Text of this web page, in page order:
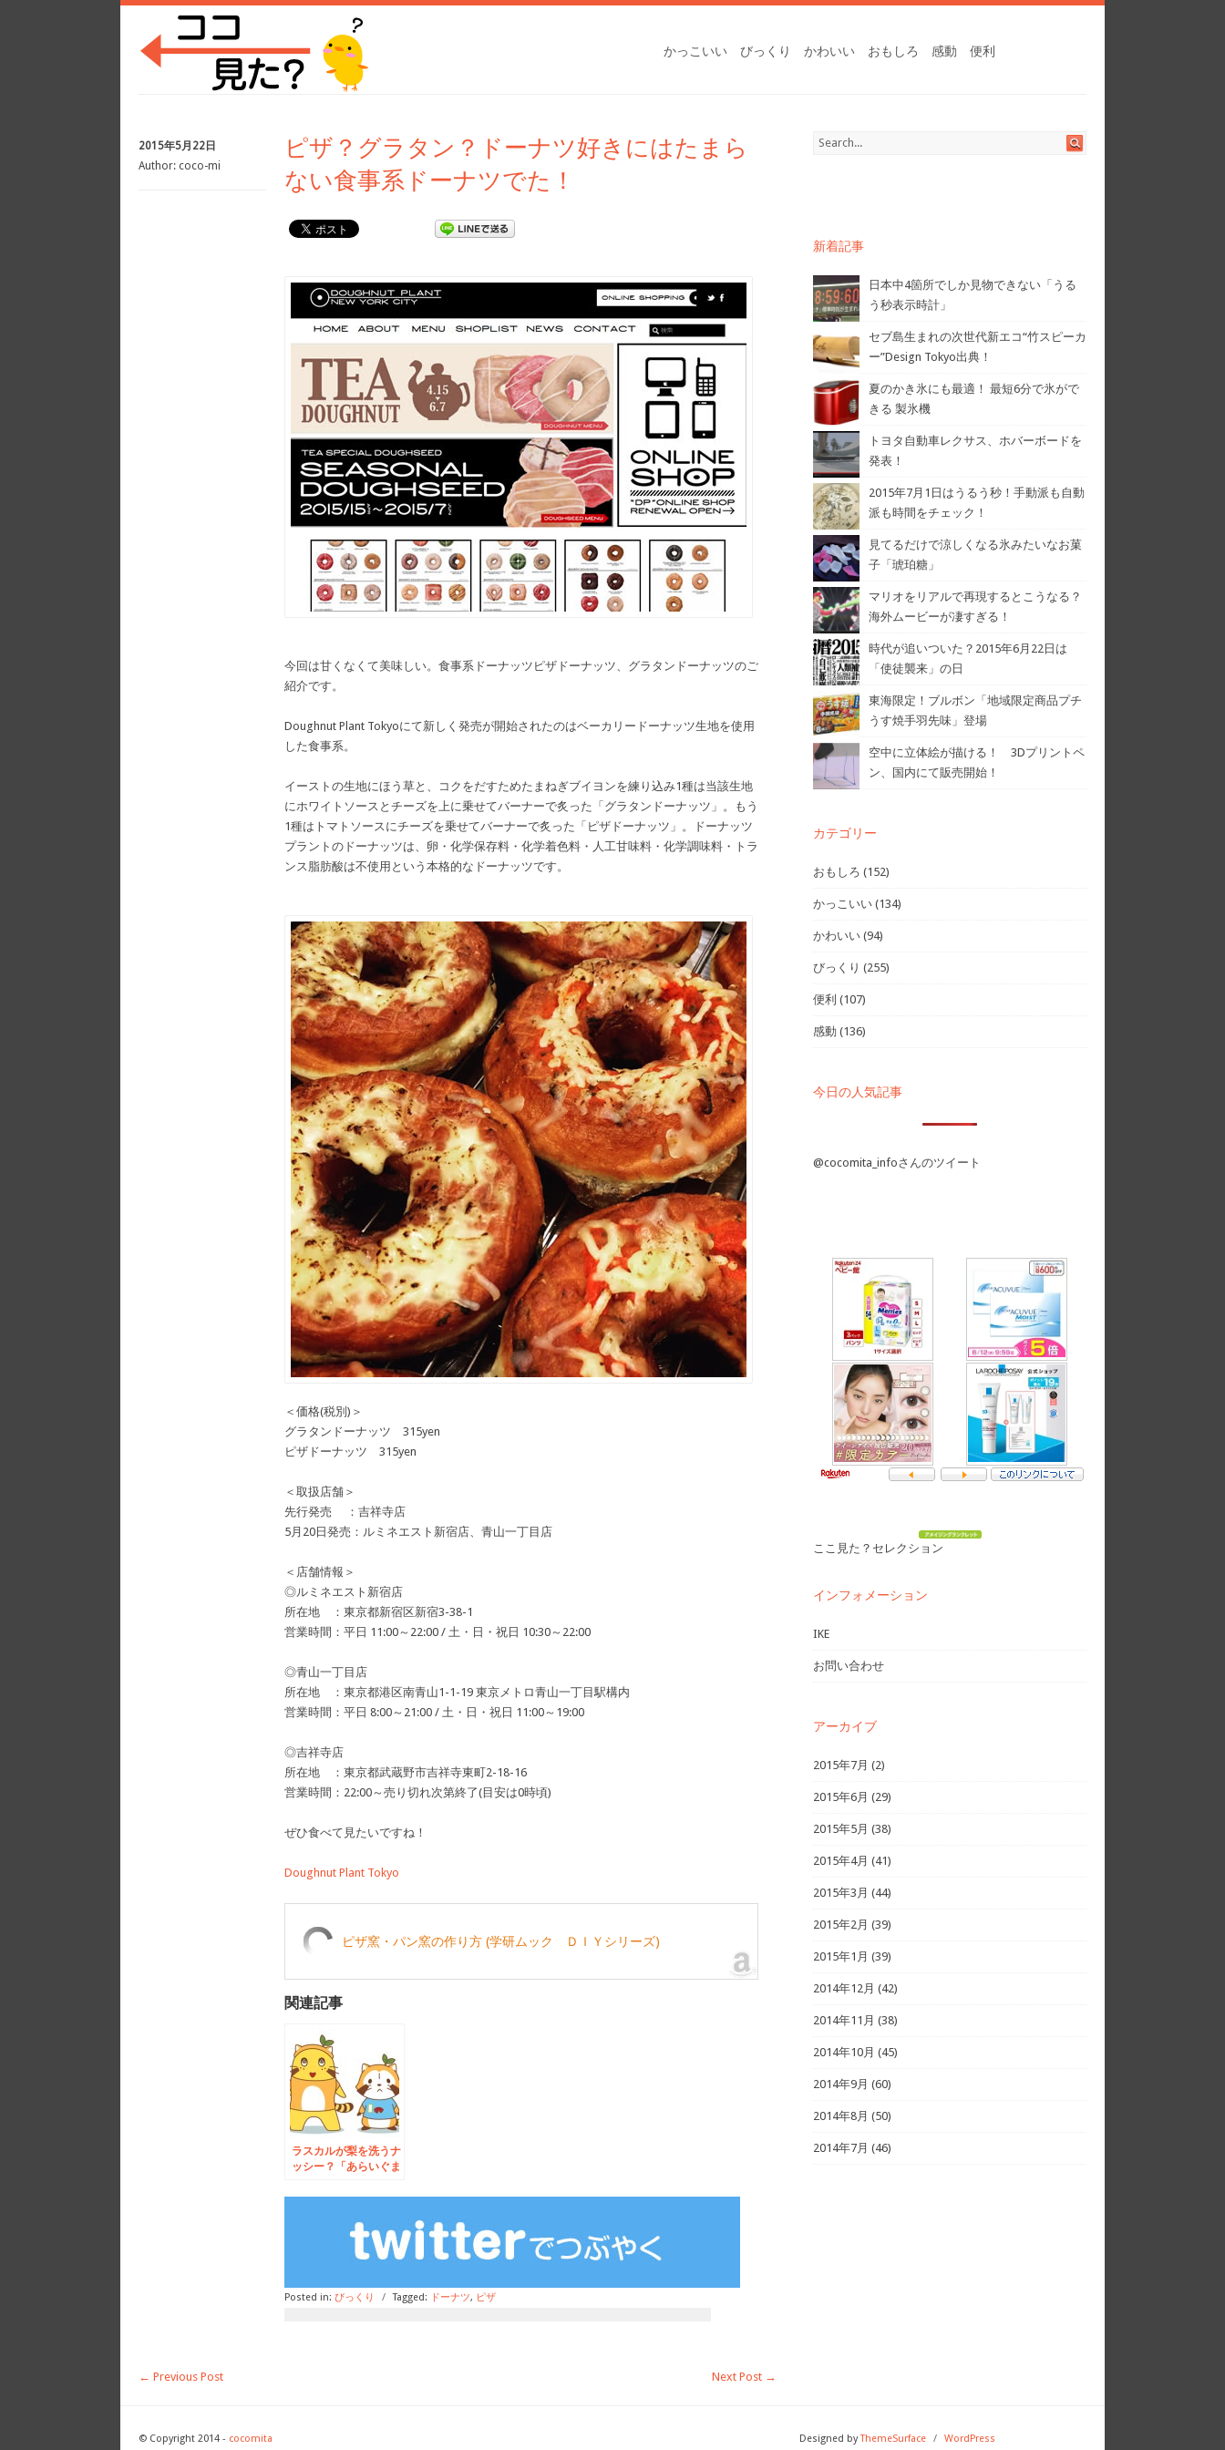
かっこいい びっくり かわいい おもしろ 感動 便利
2015年5月22日
Author: coco-mi
ピザ？グラタン？ドーナツ好きにはたまら
ない食事系ドーナツでた！
今回は甘くなくて美味しい。食事系ドーナッツピザドーナッツ、グラタンドーナッツのご
紹介です。
Doughnut Plant Tokyoにて新しく発売が開始されたのはベーカリードーナッツ生地を使用
した食事系。
イーストの生地にほう草と、コクをだすためたまねぎブイヨンを練り込み1種は当該生地
にホワイトソースとチーズを上に乗せてバーナーで炙った「グラタンドーナッツ」。もう
1種はトマトソースにチーズを乗せてバーナーで炙った「ピザドーナッツ」。ドーナッツ
プラントのドーナッツは、卵・化学保存料・化学着色料・人工甘味料・化学調味料・トラ
ンス脂肪酸は不使用という本格的なドーナッツです。
＜価格(税別)＞
グラタンドーナッツ 315yen
ピザドーナッツ 315yen
＜取扱店舗＞
先行発売 ：吉祥寺店
5月20日発売：ルミネエスト新宿店、青山一丁目店
＜店舗情報＞
◎ルミネエスト新宿店
所在地 ：東京都新宿区新宿3-38-1
営業時間：平日 11:00～22:00 / 土・日・祝日 10:30～22:00
◎青山一丁目店
所在地 ：東京都港区南青山1-1-19 東京メトロ青山一丁目駅構内
営業時間：平日 8:00～21:00 / 土・日・祝日 11:00～19:00
◎吉祥寺店
所在地 ：東京都武蔵野市吉祥寺東町2-18-16
営業時間：22:00～売り切れ次第終了(目安は0時頃)
ぜひ食べて見たいですね！
Doughnut Plant Tokyo
ピザ窯・パン窯の作り方 (学研ムック ＤＩＹシリーズ)
関連記事
ラスカルが梨を洗うナ
ッシー？「あらいぐま
しー」コラボ決定
Posted in: びっくり / Tagged: ドーナツ, ピザ
← Previous Post Next Post →
新着記事
日本中4箇所でしか見物できない「うる
う秒表示時計」
セブ島生まれの次世代新エコ“竹スピーカ
ー”Design Tokyo出典！
夏のかき氷にも最適！ 最短6分で氷がで
きる 製氷機
トヨタ自動車レクサス、ホバーボードを
発表！
2015年7月1日はうるう秒！手動派も自動
派も時間をチェック！
見てるだけで涼しくなる氷みたいなお菓
子「琥珀糖」
マリオをリアルで再現するとこうなる？
海外ムービーが凄すぎる！
時代が追いついた？2015年6月22日は
「使徒襲来」の日
東海限定！ブルボン「地域限定商品プチ
うす焼手羽先味」登場
空中に立体絵が描ける！ 3Dプリントペ
ン、国内にて販売開始！
カテゴリー
おもしろ (152)
かっこいい (134)
かわいい (94)
びっくり (255)
便利 (107)
感動 (136)
今日の人気記事
@cocomita_infoさんのツイート
ここ見た？セレクション
インフォメーション
IKE
お問い合わせ
アーカイブ
2015年7月 (2)
2015年6月 (29)
2015年5月 (38)
2015年4月 (41)
2015年3月 (44)
2015年2月 (39)
2015年1月 (39)
2014年12月 (42)
2014年11月 (38)
2014年10月 (45)
2014年9月 (60)
2014年8月 (50)
2014年7月 (46)
© Copyright 2014 - cocomita Designed byThemeSurface / WordPress